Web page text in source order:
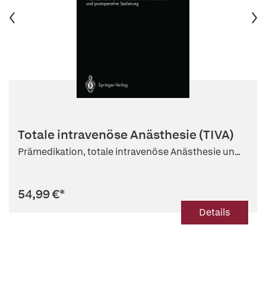
Totale intravenöse Anästhesie (TIVA)
Prämedikation, totale intravenöse Anästhesie un...
54,99 €*
Details